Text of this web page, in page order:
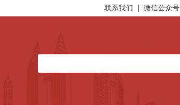
联系我们 微信公众号